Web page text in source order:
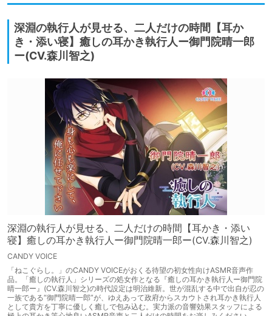
深淵の執行人が見せる、二人だけの時間【耳か
き・添い寝】癒しの耳かき執行人ー御門院晴一郎
ー(CV.森川智之)
深淵の執行人が見せる、二人だけの時間【耳かき・添い
寝】癒しの耳かき執行人ー御門院晴一郎ー(CV.森川智之)
CANDY VOICE
「ねこぐらし。」のCANDY VOICEがおくる待望の初女性向けASMR音声作
品。「癒しの執行人」シリーズの処女作となる『癒しの耳かき執行人ー御門院
晴一郎ー』(CV.森川智之)の時代設定は明治維新。世が混乱する中で出自が忍の
一族である“御門院晴一郎”が、ゆえあって政府からスカウトされ耳かき執行人
として貴方を丁寧に優しく癒しで包み込む。実力派の音響効果スタッフによる